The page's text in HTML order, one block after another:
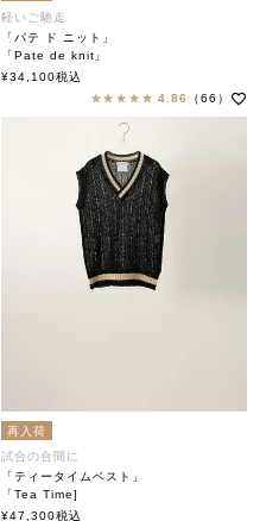
軽いご馳走
「パテ ド ニット」
「Pate de knit」
soutiencollar（ステンカラー）
¥34,100税込
4.86
（66）
再入荷
試合の合間に
「ティータイムベスト」
「Tea Time]
soutiencollar（ステンカラー）
¥47,300税込